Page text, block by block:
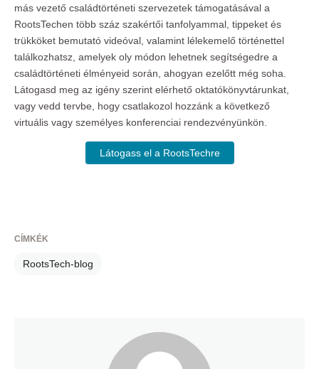
más vezető családtörténeti szervezetek támogatásával a
RootsTechen több száz szakértői tanfolyammal, tippeket és
trükköket bemutató videóval, valamint lélekemelő történettel
találkozhatsz, amelyek oly módon lehetnek segítségedre a
családtörténeti élményeid során, ahogyan ezelőtt még soha.
Látogasd meg az igény szerint elérhető oktatókönyvtárunkat,
vagy vedd tervbe, hogy csatlakozol hozzánk a következő
virtuális vagy személyes konferenciai rendezvényünkön.
Látogass el a RootsTechre
CÍMKÉK
RootsTech-blog